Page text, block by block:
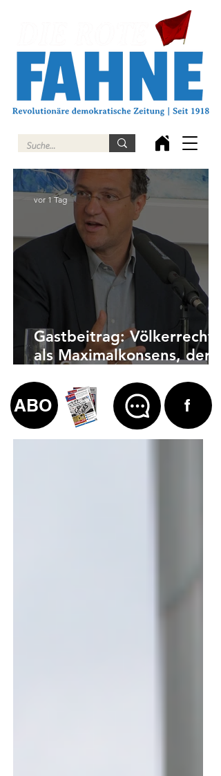
Gastbeitrag: Völkerrecht
als Maximalkonsens, der
vor 1 Tag
ABO f